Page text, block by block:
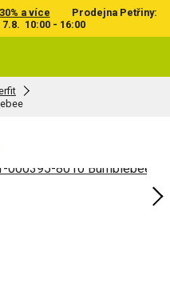
a více
Prodejna Petřiny:
7.8. 10:00 - 16:00